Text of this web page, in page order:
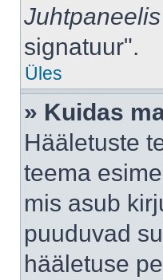
Juhtpaneelis
signatuur".
Üles
» Kuidas
Hääletuste
teema
mis asub
puuduvad
hääletuse